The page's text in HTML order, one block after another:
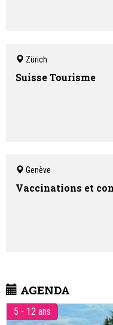
Zürich
Suisse Tourisme
Genève
Vaccinations et
AGENDA
5 - 12 ans